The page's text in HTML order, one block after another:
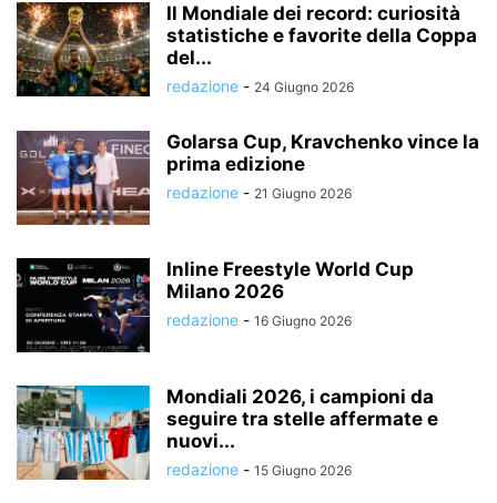
Il Mondiale dei record: curiosità
statistiche e favorite della Coppa
del...
redazione - 24 Giugno 2026
Golarsa Cup, Kravchenko vince la
prima edizione
redazione - 21 Giugno 2026
Inline Freestyle World Cup
Milano 2026
redazione - 16 Giugno 2026
Mondiali 2026, i campioni da
seguire tra stelle affermate e
nuovi...
redazione - 15 Giugno 2026